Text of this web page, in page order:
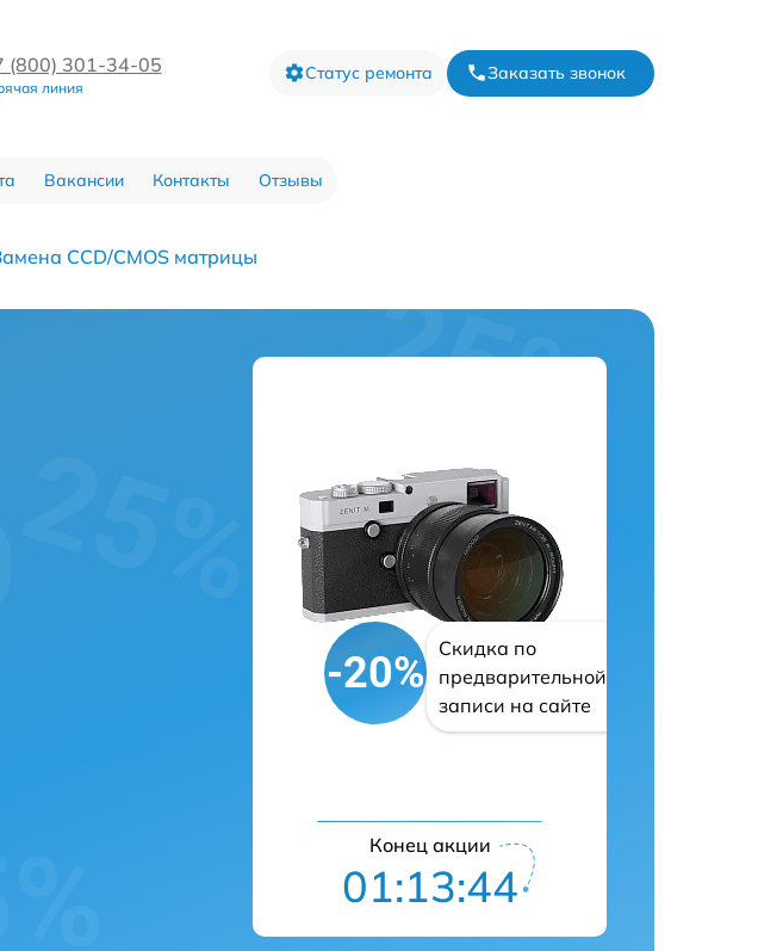
(800) 301-34-05
линия
Статус ремонта Заказать звонок
Вакансии Контакты Отзывы
CCD/CMOS матрицы
-20%
Скидка по
предварительной
записи на сайте
Конец акции
01:13:43